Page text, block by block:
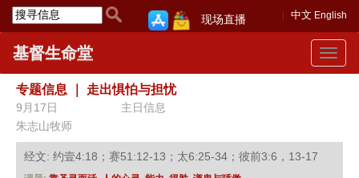
中文 English
现场直播
Toggle
基督生命堂
专题信息 走出惧怕与担忧
9月17日
主日信息
朱志山牧师
经文: 约壹4:18；赛51:12-13；太6:25-34；彼前3:6，13-17